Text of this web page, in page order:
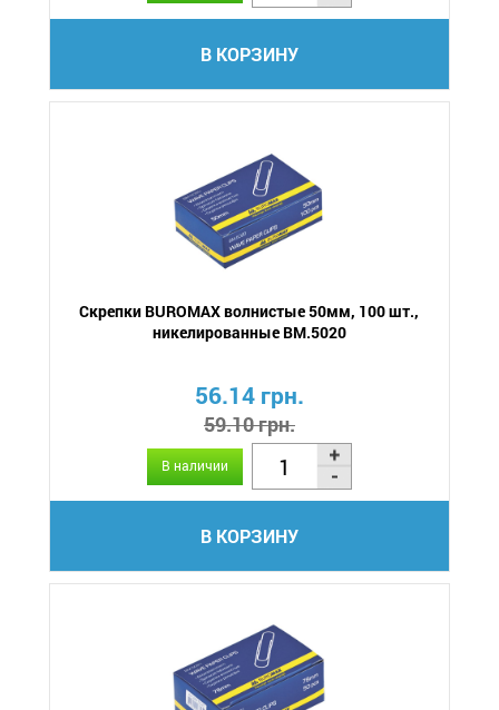
В КОРЗИНУ
Скрепки BUROMAX волнистые 50мм, 100 шт.,
никелированные BM.5020
56.14 грн.
59.10 грн.
В наличии
В КОРЗИНУ